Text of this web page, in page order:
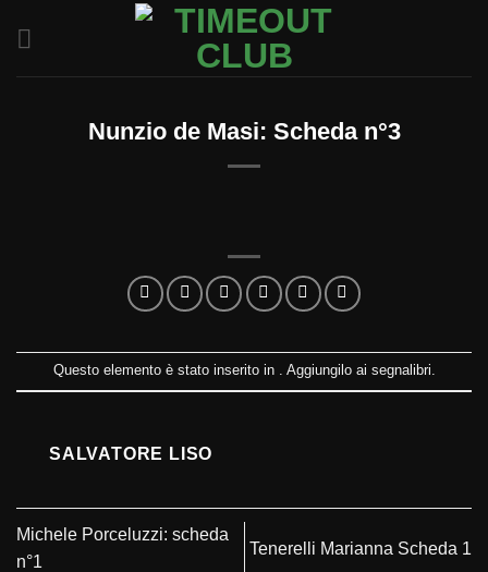
Nunzio de Masi: Scheda n°3
Questo elemento è stato inserito in . Aggiungilo ai segnalibri.
SALVATORE LISO
Michele Porceluzzi: scheda
n°1
Tenerelli Marianna Scheda 1